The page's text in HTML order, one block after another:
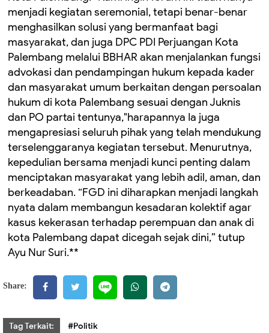
menjadi kegiatan seremonial, tetapi benar-benar
menghasilkan solusi yang bermanfaat bagi
masyarakat, dan juga DPC PDI Perjuangan Kota
Palembang melalui BBHAR akan menjalankan fungsi
advokasi dan pendampingan hukum kepada kader
dan masyarakat umum berkaitan dengan persoalan
hukum di kota Palembang sesuai dengan Juknis
dan PO partai tentunya,"harapannya Ia juga
mengapresiasi seluruh pihak yang telah mendukung
terselenggaranya kegiatan tersebut. Menurutnya,
kepedulian bersama menjadi kunci penting dalam
menciptakan masyarakat yang lebih adil, aman, dan
berkeadaban. “FGD ini diharapkan menjadi langkah
nyata dalam membangun kesadaran kolektif agar
kasus kekerasan terhadap perempuan dan anak di
kota Palembang dapat dicegah sejak dini,” tutup
Ayu Nur Suri.**
Share:
Tag Terkait: #Politik